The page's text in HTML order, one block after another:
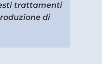
trattamenti
di